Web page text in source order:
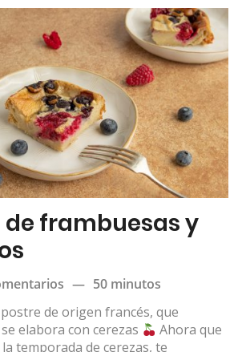
frambuesas y
— 50 minutos
de origen francés, que
elabora con cerezas
Ahora que
temporada de cerezas, te